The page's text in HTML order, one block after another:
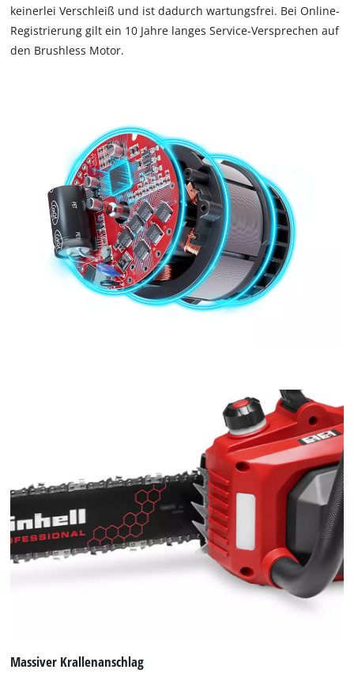
keinerlei Verschleiß und ist dadurch wartungsfrei. Bei Online-
Registrierung gilt ein 10 Jahre langes Service-Versprechen auf
den Brushless Motor.
Massiver Krallenanschlag